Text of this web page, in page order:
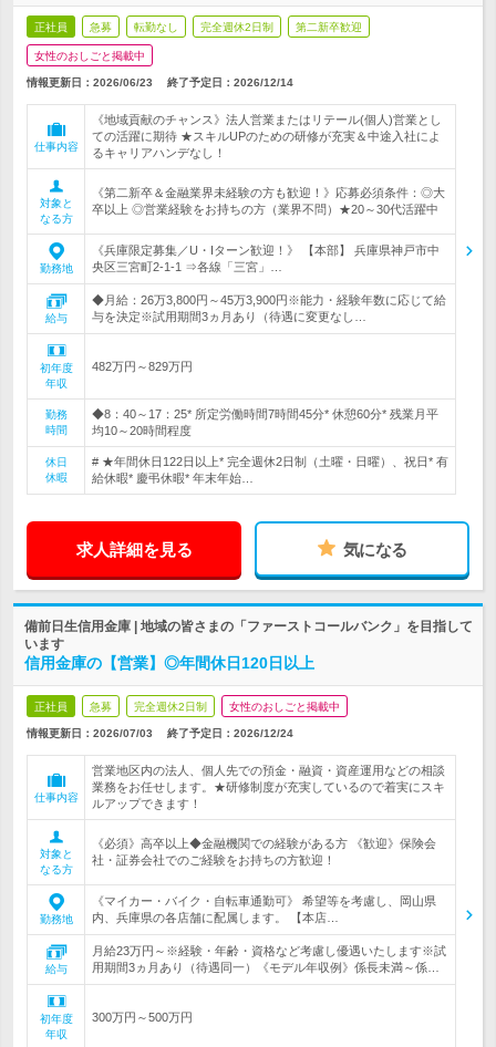
正社員 急募 転勤なし 完全週休2日制 第二新卒歓迎
女性のおしごと掲載中
情報更新日：2026/06/23 終了予定日： 2026/12/14
仕事内容
《地域貢献のチャンス》法人営業またはリテール(個人)営業とし
ての活躍に期待 ★スキルUPのための研修が充実＆中途入社によ
るキャリアハンデなし！
対象と
なる方
《第二新卒＆金融業界未経験の方も歓迎！》応募必須条件：◎大
卒以上 ◎営業経験をお持ちの方（業界不問）★20～30代活躍中
勤務地
《兵庫限定募集／U・Iターン歓迎！》 【本部】 兵庫県神戸市中
央区三宮町2-1-1 ⇒各線「三宮」…
給与
◆月給：26万3,800円～45万3,900円※能力・経験年数に応じて給
与を決定※試用期間3ヵ月あり（待遇に変更なし…
初年度
年収
482万円～829万円
勤務
時間
◆8：40～17：25* 所定労働時間7時間45分* 休憩60分* 残業月平
均10～20時間程度
休日
休暇
# ★年間休日122日以上* 完全週休2日制（土曜・日曜）、祝日* 有
給休暇* 慶弔休暇* 年末年始…
求人詳細を見る 気になる
備前日生信用金庫 | 地域の皆さまの「ファーストコールバンク」を目指して
います
信用金庫の【営業】◎年間休日120日以上
正社員 急募 完全週休2日制 女性のおしごと掲載中
情報更新日：2026/07/03 終了予定日： 2026/12/24
仕事内容
営業地区内の法人、個人先での預金・融資・資産運用などの相談
業務をお任せします。★研修制度が充実しているので着実にスキ
ルアップできます！
対象と
なる方
《必須》高卒以上◆金融機関での経験がある方 《歓迎》保険会
社・証券会社でのご経験をお持ちの方歓迎！
勤務地
《マイカー・バイク・自転車通勤可》 希望等を考慮し、岡山県
内、兵庫県の各店舗に配属します。 【本店…
給与
月給23万円～※経験・年齢・資格など考慮し優遇いたします※試
用期間3ヵ月あり（待遇同一）《モデル年収例》係長未満～係…
初年度
年収
300万円～500万円